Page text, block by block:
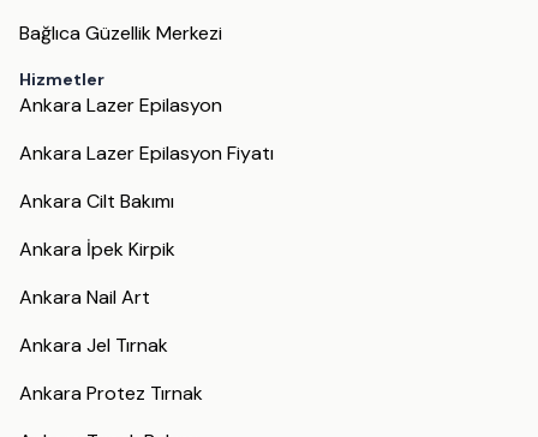
Bağlıca Güzellik Merkezi
Hizmetler
Ankara Lazer Epilasyon
Ankara Lazer Epilasyon Fiyatı
Ankara Cilt Bakımı
Ankara İpek Kirpik
Ankara Nail Art
Ankara Jel Tırnak
Ankara Protez Tırnak